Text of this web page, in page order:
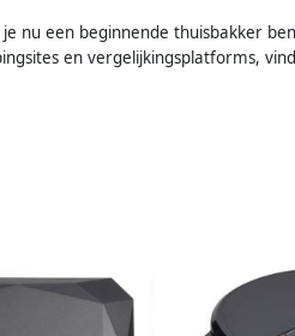
nu een beginnende thuisbakker
en vergelijkingsplatforms,